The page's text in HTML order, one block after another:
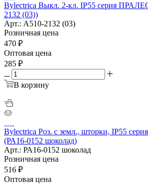
Bylectrica Выкл. 2-кл. IP55 серия
2132 (03))
Арт.: А510-2132 (03)
Розничная цена
470 ₽
Оптовая цена
285 ₽
В корзину
Bylectrica Роз. с земл., шторки, IP55
(РА16-0152 шоколад)
Арт.: РА16-0152 шоколад
Розничная цена
516 ₽
Оптовая цена